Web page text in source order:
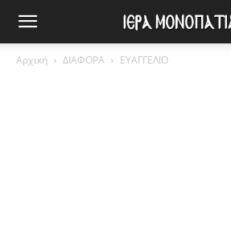
Αρχική ΔΙΑΦΟΡΑ ΕΥΑΓΓΕΛΙΟ